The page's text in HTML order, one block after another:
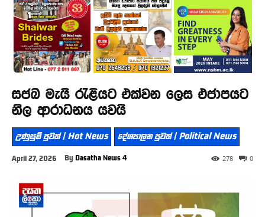
සජබ මැයි රැළියට එක්වන ලෙස එජාපයට
නිල ආරාධනය යවයි
උණුසුම් පුවත් | Hot News දේශපාලන පුවත් | Political News
April 27, 2026 By Dasatha News 4 0
278